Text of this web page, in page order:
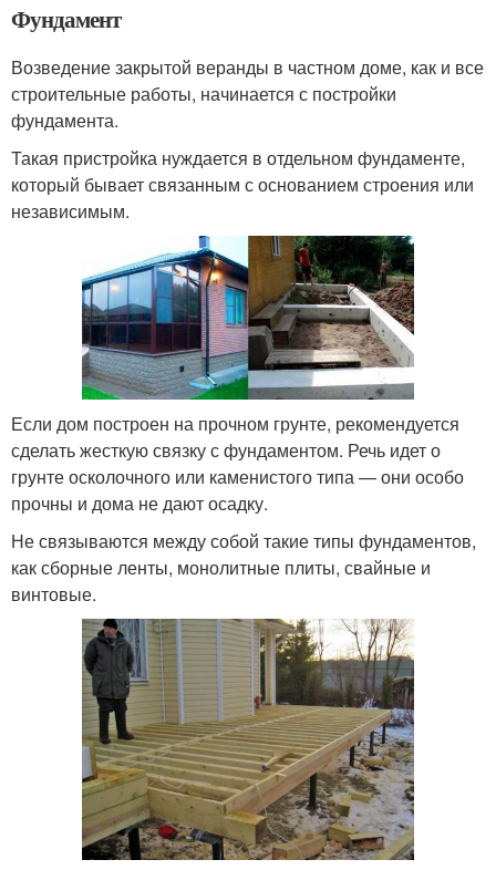
Фундамент
Возведение закрытой веранды в частном доме, как и все
строительные работы, начинается с постройки
фундамента.
Такая пристройка нуждается в отдельном фундаменте,
который бывает связанным с основанием строения или
независимым.
Если дом построен на прочном грунте, рекомендуется
сделать жесткую связку с фундаментом. Речь идет о
грунте осколочного или каменистого типа — они особо
прочны и дома не дают осадку.
Не связываются между собой такие типы фундаментов,
как сборные ленты, монолитные плиты, свайные и
винтовые.